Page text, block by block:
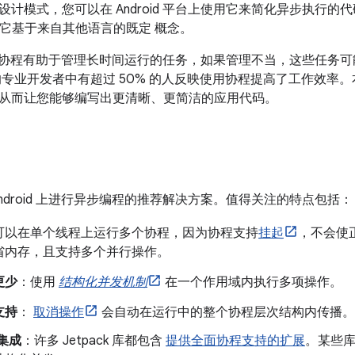
计模式，您可以在 Android 平台上使用它来简化异步执行的
基于来自其他语言的既定 概念。
程有助于管理长时间运行的任务，如果管理不当，这些任务
业开发者中有超过 50% 的人反映使用协程提高了工作效率
而让您能够编写出更清晰、更简洁的应用代码。
上进行异步编程的推荐解决方案。值得关注的特点包括：
以在单个线程上运行多个协程，因为协程支持挂起
，不会
存，且支持多个并行操作。
少：使用 结构化并发机制
在一个作用域内执行多项操作。
持： 取消操作
会自动在运行中的整个协程层次结构内传播。
成 ：许多 Jetpack 库都包含 提供全面协程支持的扩展。某些